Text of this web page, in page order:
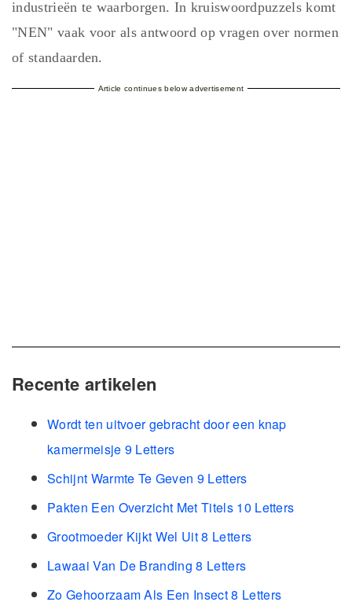
industrieën te waarborgen. In kruiswoordpuzzels komt
"NEN" vaak voor als antwoord op vragen over normen
of standaarden.
Article continues below advertisement
Recente artikelen
Wordt ten uitvoer gebracht door een knap
kamermeisje 9 Letters
Schijnt Warmte Te Geven 9 Letters
Pakten Een Overzicht Met Titels 10 Letters
Grootmoeder Kijkt Wel Uit 8 Letters
Lawaai Van De Branding 8 Letters
Zo Gehoorzaam Als Een Insect 8 Letters